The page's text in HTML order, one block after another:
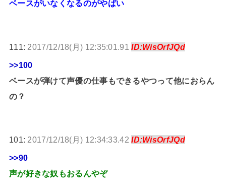
ベースがいなくなるのがやばい
111: 2017/12/18(月) 12:35:01.91ID:WisOrfJQd
>>100
ベースが弾けて声優の仕事もできるやつって他におらん
の？
101: 2017/12/18(月) 12:34:33.42ID:WisOrfJQd
>>90
声が好きな奴もおるんやぞ